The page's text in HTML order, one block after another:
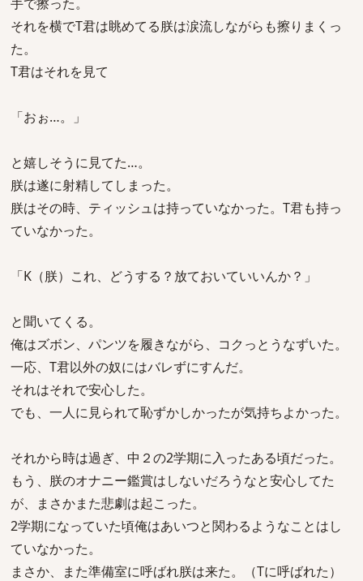
それを横でT君は眺めてる朕は涙流しながらも擦りまくっ
た。
T君はそれを見て
「おぉ…。」
と嬉しそうに見てた…。
朕は遂に射精してしまった。
朕はその時、ティッシュは持っていなかった。T君も持っ
ていなかった。
「K（朕）これ、どうする？放ておいていいんか？」
と聞いてくる。
俺はズボン、パンツを履きながら、コクっとうなずいた。
一応、T君以外の奴にはバレずにすんだ。
それはそれで安心した。
でも、一人に見られて恥ずかしかったが気持ちよかった。
それから時は過ぎ、中２の2学期に入ったある頃だった。
もう、朕のオナニー鑑賞はしないだろうなと安心してた
が、まさかまた悲劇は起こった。
2学期になっていた頃俺はあいつと関わるようなことはし
ていなかった。
まさか、また準備室に呼ばれ朕は来た。（Tに呼ばれた）